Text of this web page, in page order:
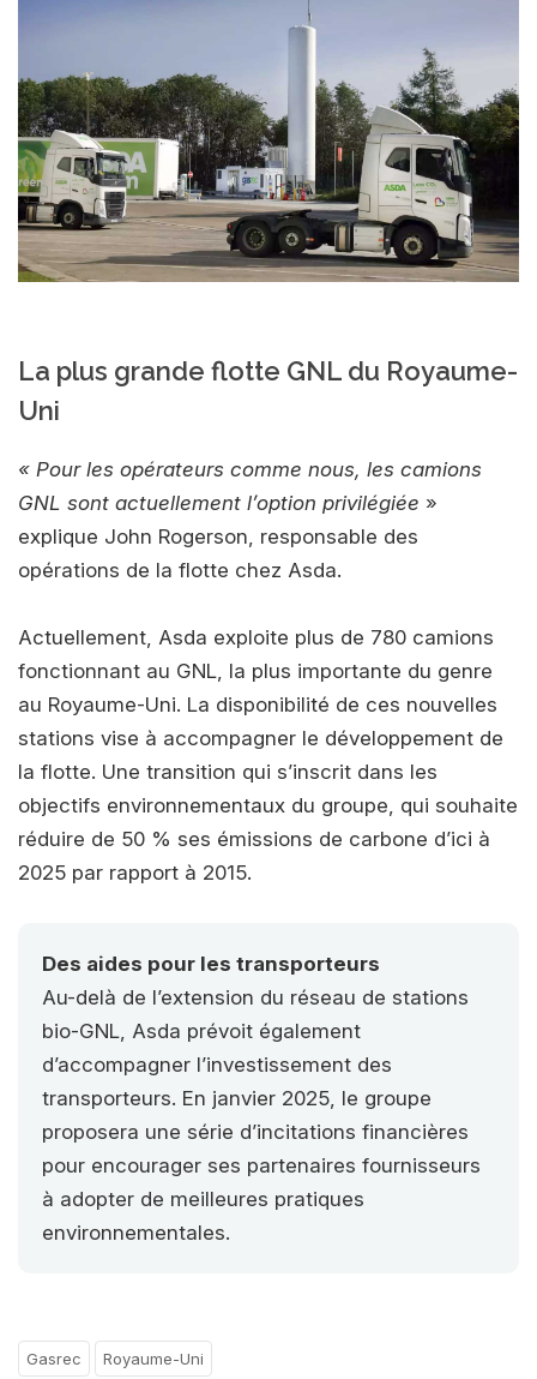
La plus grande flotte GNL du Royaume-
Uni
« Pour les opérateurs comme nous, les camions
GNL sont actuellement l’option privilégiée »
explique John Rogerson, responsable des
opérations de la flotte chez Asda.
Actuellement, Asda exploite plus de 780 camions
fonctionnant au GNL, la plus importante du genre
au Royaume-Uni. La disponibilité de ces nouvelles
stations vise à accompagner le développement de
la flotte. Une transition qui s’inscrit dans les
objectifs environnementaux du groupe, qui souhaite
réduire de 50 % ses émissions de carbone d’ici à
2025 par rapport à 2015.
Des aides pour les transporteurs
Au-delà de l’extension du réseau de stations
bio-GNL, Asda prévoit également
d’accompagner l’investissement des
transporteurs. En janvier 2025, le groupe
proposera une série d’incitations financières
pour encourager ses partenaires fournisseurs
à adopter de meilleures pratiques
environnementales.
Gasrec Royaume-Uni